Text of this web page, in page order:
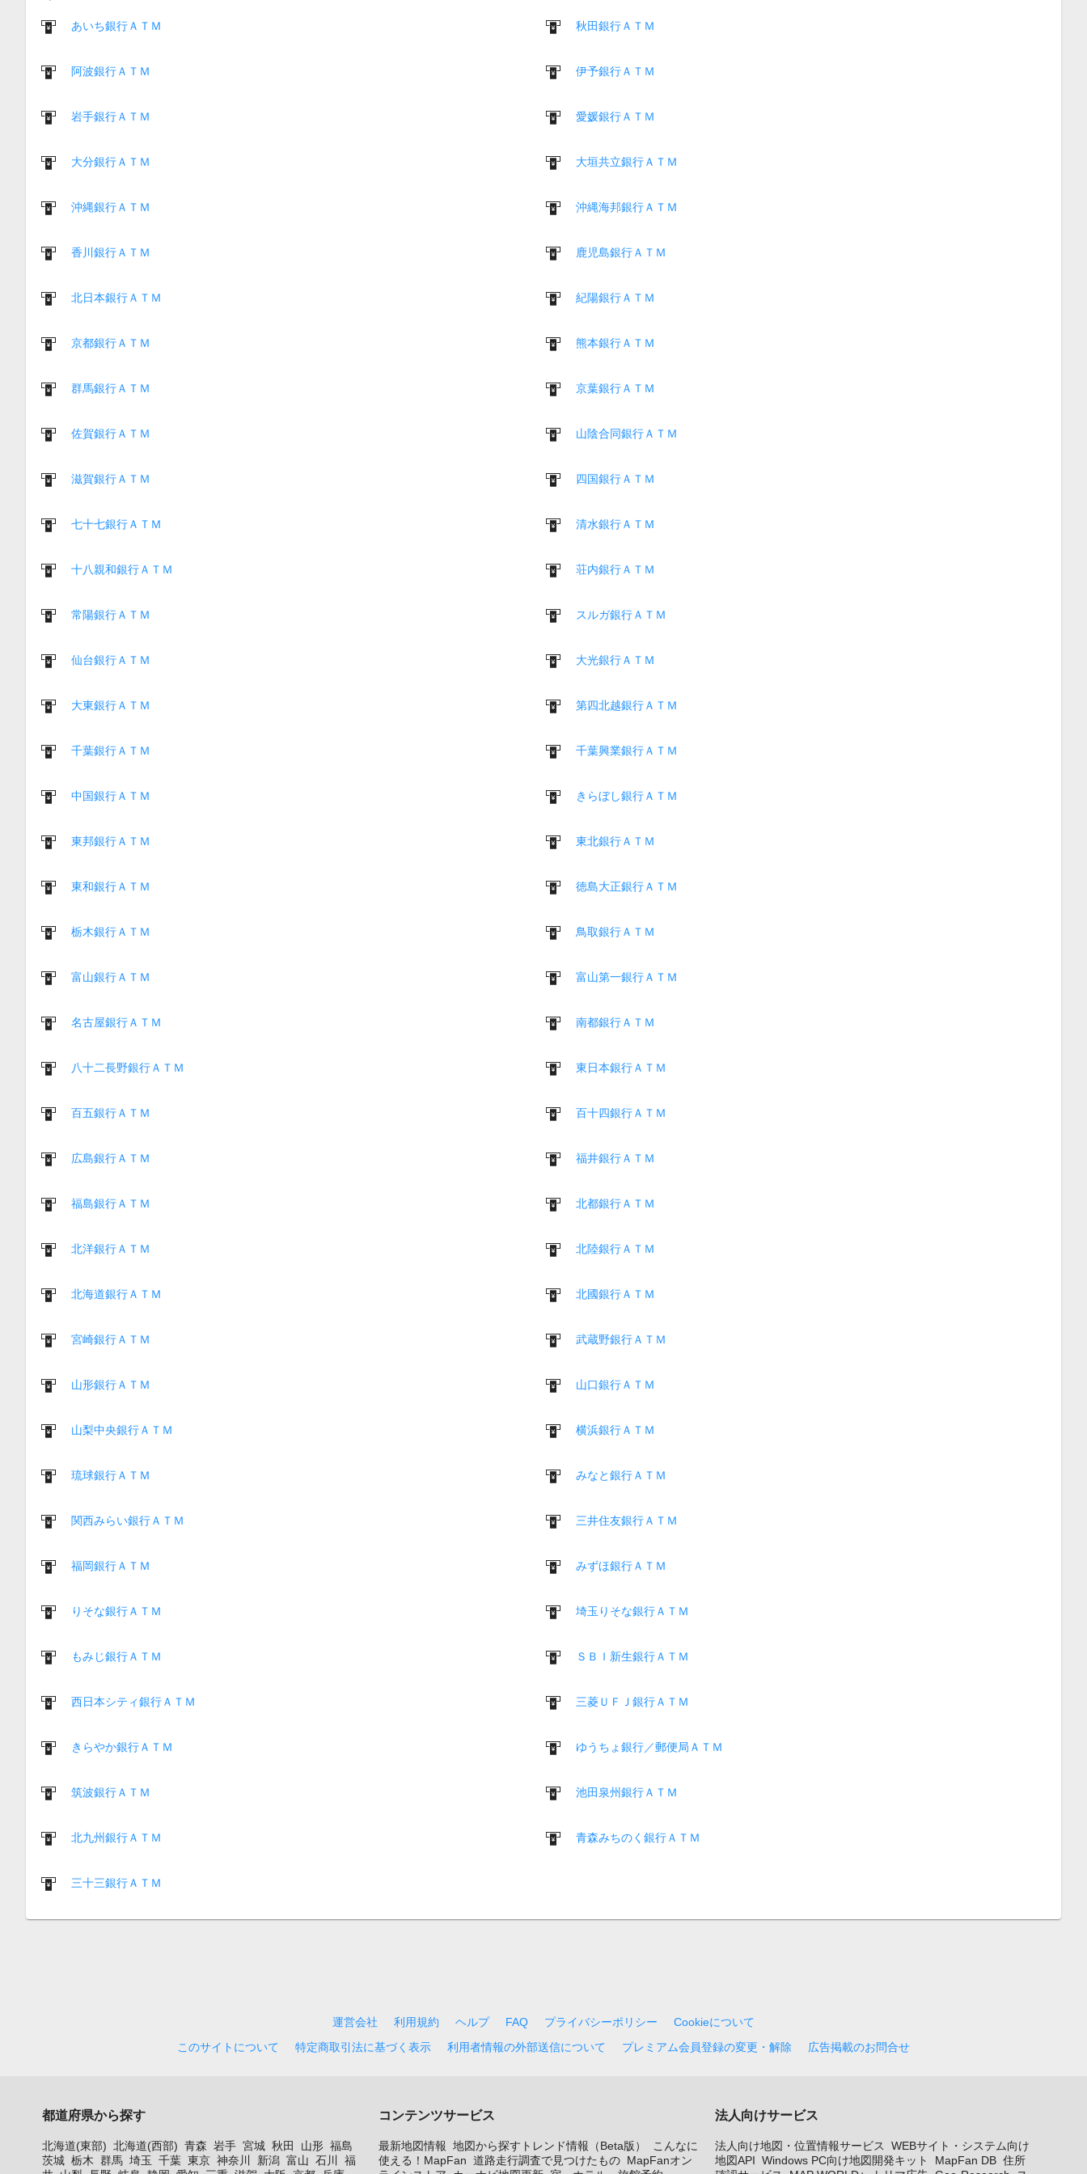
あいち銀行ＡＴＭ 秋田銀行ＡＴＭ
阿波銀行ＡＴＭ 伊予銀行ＡＴＭ
岩手銀行ＡＴＭ 愛媛銀行ＡＴＭ
大分銀行ＡＴＭ 大垣共立銀行ＡＴＭ
沖縄銀行ＡＴＭ 沖縄海邦銀行ＡＴＭ
香川銀行ＡＴＭ 鹿児島銀行ＡＴＭ
北日本銀行ＡＴＭ 紀陽銀行ＡＴＭ
京都銀行ＡＴＭ 熊本銀行ＡＴＭ
群馬銀行ＡＴＭ 京葉銀行ＡＴＭ
佐賀銀行ＡＴＭ 山陰合同銀行ＡＴＭ
滋賀銀行ＡＴＭ 四国銀行ＡＴＭ
七十七銀行ＡＴＭ 清水銀行ＡＴＭ
十八親和銀行ＡＴＭ 荘内銀行ＡＴＭ
常陽銀行ＡＴＭ スルガ銀行ＡＴＭ
仙台銀行ＡＴＭ 大光銀行ＡＴＭ
大東銀行ＡＴＭ 第四北越銀行ＡＴＭ
千葉銀行ＡＴＭ 千葉興業銀行ＡＴＭ
中国銀行ＡＴＭ きらぼし銀行ＡＴＭ
東邦銀行ＡＴＭ 東北銀行ＡＴＭ
東和銀行ＡＴＭ 徳島大正銀行ＡＴＭ
栃木銀行ＡＴＭ 鳥取銀行ＡＴＭ
富山銀行ＡＴＭ 富山第一銀行ＡＴＭ
名古屋銀行ＡＴＭ 南都銀行ＡＴＭ
八十二長野銀行ＡＴＭ 東日本銀行ＡＴＭ
百五銀行ＡＴＭ 百十四銀行ＡＴＭ
広島銀行ＡＴＭ 福井銀行ＡＴＭ
福島銀行ＡＴＭ 北都銀行ＡＴＭ
北洋銀行ＡＴＭ 北陸銀行ＡＴＭ
北海道銀行ＡＴＭ 北國銀行ＡＴＭ
宮崎銀行ＡＴＭ 武蔵野銀行ＡＴＭ
山形銀行ＡＴＭ 山口銀行ＡＴＭ
山梨中央銀行ＡＴＭ 横浜銀行ＡＴＭ
琉球銀行ＡＴＭ みなと銀行ＡＴＭ
関西みらい銀行ＡＴＭ 三井住友銀行ＡＴＭ
福岡銀行ＡＴＭ みずほ銀行ＡＴＭ
りそな銀行ＡＴＭ 埼玉りそな銀行ＡＴＭ
もみじ銀行ＡＴＭ ＳＢＩ新生銀行ＡＴＭ
西日本シティ銀行ＡＴＭ 三菱ＵＦＪ銀行ＡＴＭ
きらやか銀行ＡＴＭ ゆうちょ銀行／郵便局ＡＴＭ
筑波銀行ＡＴＭ 池田泉州銀行ＡＴＭ
北九州銀行ＡＴＭ 青森みちのく銀行ＡＴＭ
三十三銀行ＡＴＭ
運営会社 利用規約 ヘルプ FAQ プライバシーポリシー
Cookieについて
このサイトについて
特定商取引法に基づく表示 利用者情報の外部送信について プレミアム会員登録の変更・解除 広告掲載のお問合せ
都道府県から探す
北海道(東部) 北海道(西部) 青森 岩手 宮城 秋田 山形 福島
茨城 栃木 群馬 埼玉 千葉 東京 神奈川 新潟 富山 石川
福
コンテンツサービス
最新地図情報 地図から探すトレンド情報（Beta版）
こんなに
使える！MapFan 道路走行調査で見つけたもの MapFanオン
法人向けサービス
法人向け地図・位置情報サービス
WEBサイト・システム向け
地図API Windows PC向け地図開発キット MapFan DB 住所